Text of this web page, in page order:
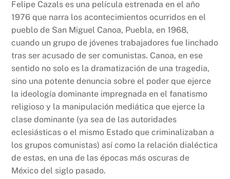
b
o
o
k
A
p
p
Li
n
k
Felipe Cazals es una película estrenada en el año
1976 que narra los acontecimientos ocurridos en el
pueblo de San Miguel Canoa, Puebla, en 1968,
cuando un grupo de jóvenes trabajadores fue linchado
tras ser acusado de ser comunistas. Canoa, en ese
sentido no solo es la dramatización de una tragedia,
sino una potente denuncia sobre el poder que ejerce
la ideología dominante impregnada en el fanatismo
religioso y la manipulación mediática que ejerce la
clase dominante (ya sea de las autoridades
eclesiásticas o el mismo Estado que criminalizaban a
los grupos comunistas) así como la relación dialéctica
de estas, en una de las épocas más oscuras de
México del siglo pasado.